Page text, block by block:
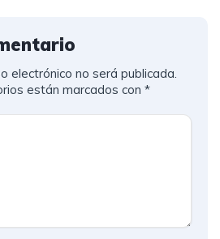
electrónico no será publicada.
están marcados con *